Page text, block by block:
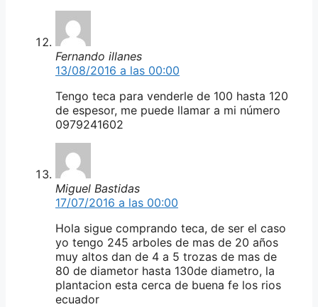
Fernando illanes
13/08/2016 a las 00:00
Tengo teca para venderle de 100 hasta 120
de espesor, me puede llamar a mi número
0979241602
Miguel Bastidas
17/07/2016 a las 00:00
Hola sigue comprando teca, de ser el caso
yo tengo 245 arboles de mas de 20 años
muy altos dan de 4 a 5 trozas de mas de
80 de diametor hasta 130de diametro, la
plantacion esta cerca de buena fe los rios
ecuador